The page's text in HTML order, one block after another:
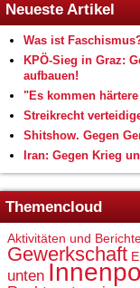
Neueste Artikel
Was ist
KPÖ-Sieg in Graz:
aufbauen!
"Es kommen härtere
Streikrecht
Shitshow. Gegen
Iran: Gegen Krieg
Themencloud
Aktivitäten und
Gewerkschaft
unten